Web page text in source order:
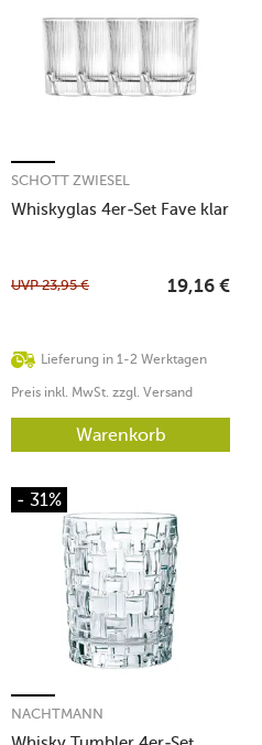
Whiskyglas 4er-Set Fave klar
SCHOTT ZWIESEL
Lieferung in 1-2 Werktagen
UVP23,95 € 19,16 €
Preis inkl. MwSt. zzgl. Versand
Warenkorb
- 31%
NACHTMANN